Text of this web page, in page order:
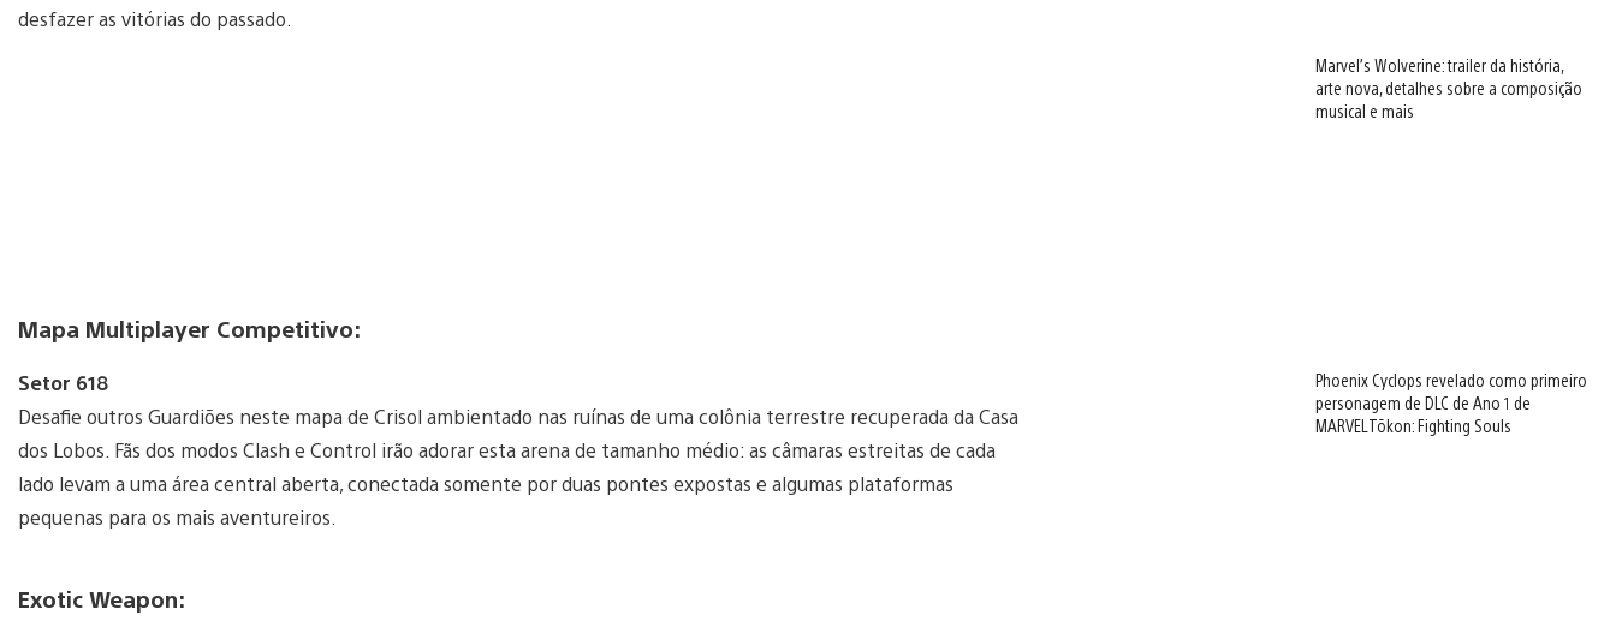
desfazer as vitórias do passado.
Mapa Multiplayer Competitivo:
Setor 618
Desafie outros Guardiões neste mapa de Crisol ambientado nas ruínas de uma colônia terrestre recuperada da Casa
dos Lobos. Fãs dos modos Clash e Control irão adorar esta arena de tamanho médio: as câmaras estreitas de cada
lado levam a uma área central aberta, conectada somente por duas pontes expostas e algumas plataformas
pequenas para os mais aventureiros.
Exotic Weapon:
Marvel’s Wolverine: trailer da história,
arte nova, detalhes sobre a composição
musical e mais
Phoenix Cyclops revelado como primeiro
personagem de DLC de Ano 1 de
MARVEL Tōkon: Fighting Souls